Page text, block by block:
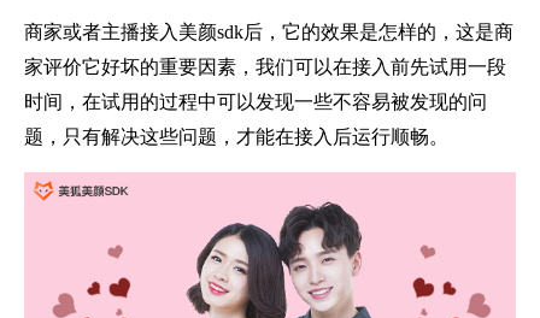
商家或者主播接入美颜sdk后，它的效果是怎样的，这是商
家评价它好坏的重要因素，我们可以在接入前先试用一段
时间，在试用的过程中可以发现一些不容易被发现的问
题，只有解决这些问题，才能在接入后运行顺畅。